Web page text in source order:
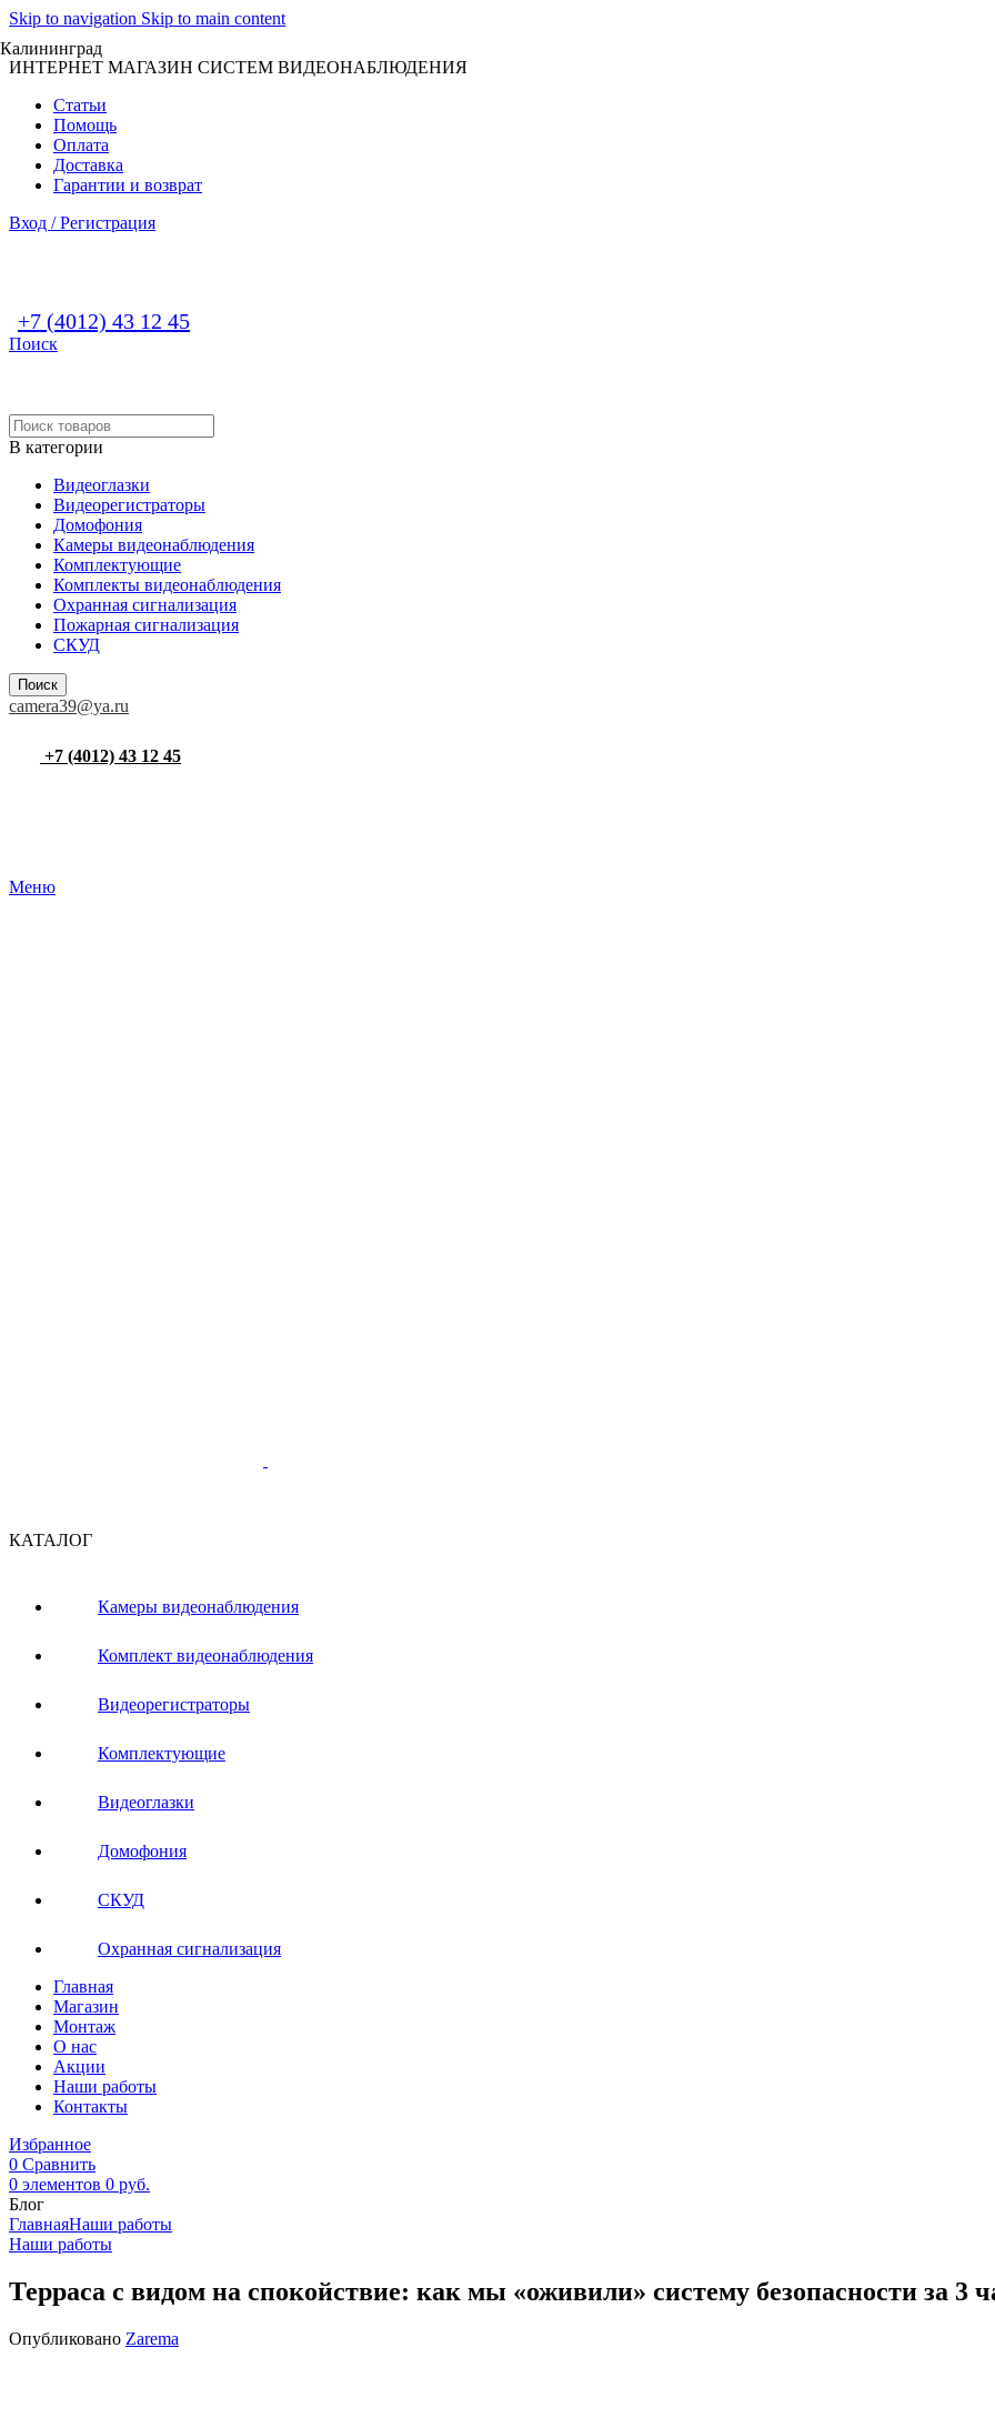
Skip to navigation Skip to main content
Калининград
ИНТЕРНЕТ МАГАЗИН СИСТЕМ ВИДЕОНАБЛЮДЕНИЯ
Статьи
Помощь
Оплата
Доставка
Гарантии и возврат
Вход / Регистрация
+7 (4012) 43 12 45
Поиск
В категории
Видеоглазки
Видеорегистраторы
Домофония
Камеры видеонаблюдения
Комплектующие
Комплекты видеонаблюдения
Охранная сигнализация
Пожарная сигнализация
СКУД
Поиск
camera39@ya.ru
+7 (4012) 43 12 45
Меню
КАТАЛОГ
Камеры видеонаблюдения
Комплект видеонаблюдения
Видеорегистраторы
Комплектующие
Видеоглазки
Домофония
СКУД
Охранная сигнализация
Главная
Магазин
Монтаж
О нас
Акции
Наши работы
Контакты
Избранное
0 Сравнить
0 элементов 0 руб.
Блог
ГлавнаяНаши работы
Наши работы
Терраса с видом на спокойствие: как мы «оживили» систему безопасности за 3
Опубликовано Zarema